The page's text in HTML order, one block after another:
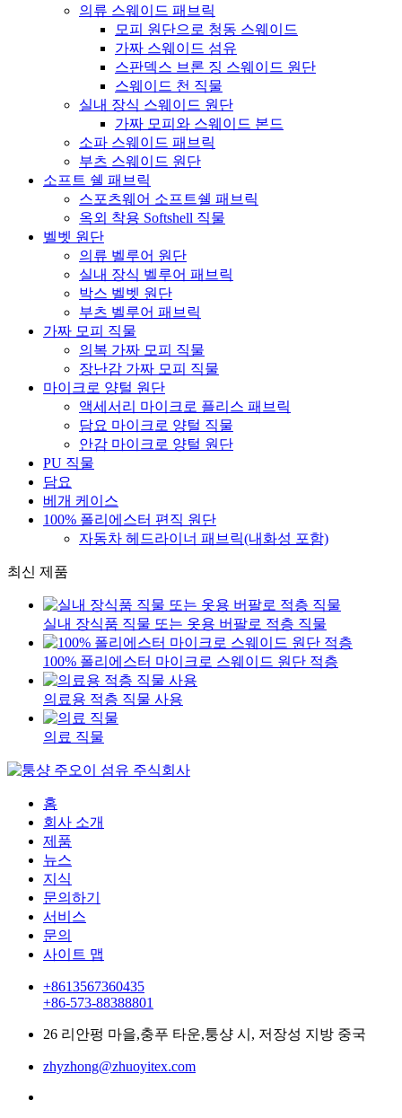
의류 스웨이드 패브릭
모피 원단으로 청동 스웨이드
가짜 스웨이드 섬유
스판덱스 브론 징 스웨이드 원단
스웨이드 천 직물
실내 장식 스웨이드 원단
가짜 모피와 스웨이드 본드
소파 스웨이드 패브릭
부츠 스웨이드 원단
소프트 쉘 패브릭
스포츠웨어 소프트쉘 패브릭
옥외 착용 Softshell 직물
벨벳 원단
의류 벨루어 원단
실내 장식 벨루어 패브릭
박스 벨벳 원단
부츠 벨루어 패브릭
가짜 모피 직물
의복 가짜 모피 직물
장난감 가짜 모피 직물
마이크로 양털 원단
액세서리 마이크로 플리스 패브릭
담요 마이크로 양털 직물
안감 마이크로 양털 원단
PU 직물
담요
베개 케이스
100% 폴리에스터 편직 원단
자동차 헤드라이너 패브릭(내화성 포함)
최신 제품
실내 장식품 직물 또는 옷용 버팔로 적층 직물
100% 폴리에스터 마이크로 스웨이드 원단 적층
의료용 적층 직물 사용
의료 직물
홈
회사 소개
제품
뉴스
지식
문의하기
서비스
문의
사이트 맵
+8613567360435
+86-573-88388801
26 리안펑 마을,충푸 타운,퉁샹 시, 저장성 지방 중국
zhyzhong@zhuoyitex.com